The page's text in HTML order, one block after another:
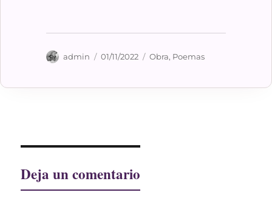
Autor
admin
Publicado
01/11/2022 Categorías
Obra, Poemas
Deja un comentario